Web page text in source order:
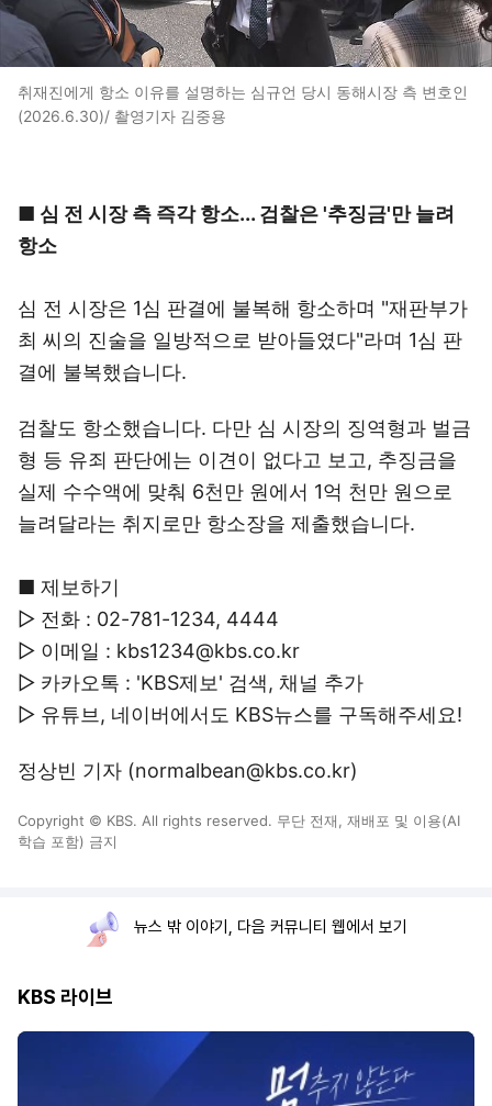
취재진에게 항소 이유를 설명하는 심규언 당시 동해시장 측 변호인
(2026.6.30)/ 촬영기자 김중용
■ 심 전 시장 측 즉각 항소... 검찰은 '추징금'만 늘려
항소
심 전 시장은 1심 판결에 불복해 항소하며 "재판부가
최 씨의 진술을 일방적으로 받아들였다"라며 1심 판
결에 불복했습니다.
검찰도 항소했습니다. 다만 심 시장의 징역형과 벌금
형 등 유죄 판단에는 이견이 없다고 보고, 추징금을
실제 수수액에 맞춰 6천만 원에서 1억 천만 원으로
늘려달라는 취지로만 항소장을 제출했습니다.
■ 제보하기
▷ 전화 : 02-781-1234, 4444
▷ 이메일 : kbs1234@kbs.co.kr
▷ 카카오톡 : 'KBS제보' 검색, 채널 추가
▷ 유튜브, 네이버에서도 KBS뉴스를 구독해주세요!
정상빈 기자 (normalbean@kbs.co.kr)
Copyright © KBS. All rights reserved. 무단 전재, 재배포 및 이용(AI
학습 포함) 금지
뉴스 밖 이야기, 다음 커뮤니티 웹에서 보기
KBS 라이브